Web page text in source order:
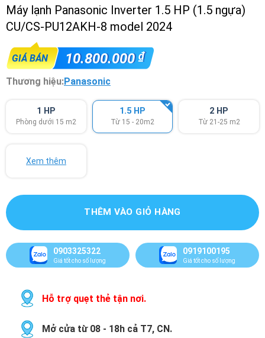
Máy lạnh Panasonic Inverter 1.5 HP (1.5 ngựa)
CU/CS-PU12AKH-8 model 2024
GIÁ BÁN 10.800.000₫
Thương hiệu:Panasonic
1 HP
Phòng dưới 15 m2
1.5 HP
Từ 15 - 20m2
2 HP
Từ 21-25 m2
Xem thêm
THÊM VÀO GIỎ HÀNG
0903325322
Giá tốt cho số lượng
0919100195
Giá tốt cho số lượng
Hỗ trợ quẹt thẻ tận nơi.
Mở cửa từ 08 - 18h cả T7, CN.